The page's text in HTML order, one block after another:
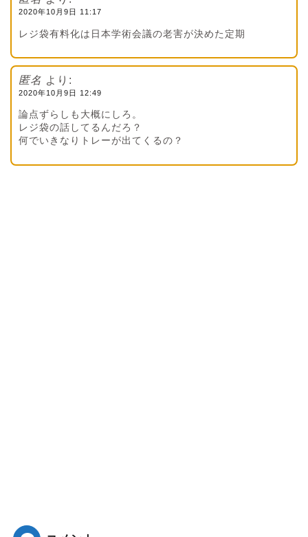
2020年10月9日 11:17
レジ袋有料化は日本学術会議の老害が決めた定期
匿名 より:
2020年10月9日 12:49
論点ずらしも大概にしろ。
レジ袋の話してるんだろ？
何でいきなりトレーが出てくるの？